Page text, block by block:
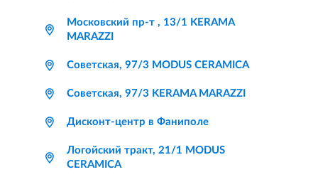
Московский пр-т , 13/1 KERAMA
MARAZZI
Советская, 97/3 MODUS CERAMICA
Советская, 97/3 KERAMA MARAZZI
Дисконт-центр в Фаниполе
Логойский тракт, 21/1 MODUS
CERAMICA